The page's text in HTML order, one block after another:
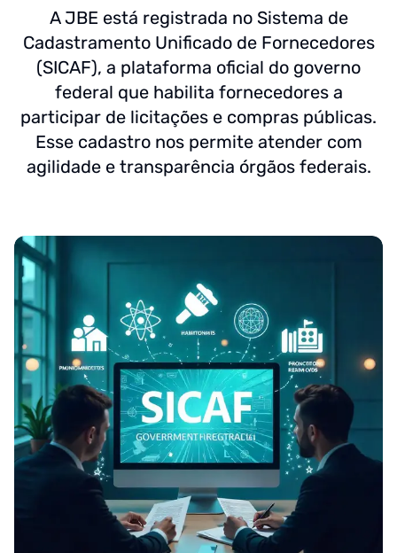
A JBE está registrada no Sistema de
Cadastramento Unificado de Fornecedores
(SICAF), a plataforma oficial do governo
federal que habilita fornecedores a
participar de licitações e compras públicas.
Esse cadastro nos permite atender com
agilidade e transparência órgãos federais.